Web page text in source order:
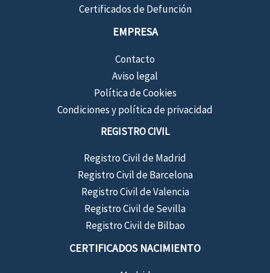
Certificados de Defunción
EMPRESA
Contacto
Aviso legal
Política de Cookies
Condiciones y política de privacidad
REGISTRO CIVIL
Registro Civil de Madrid
Registro Civil de Barcelona
Registro Civil de Valencia
Registro Civil de Sevilla
Registro Civil de Bilbao
CERTIFICADOS NACIMIENTO